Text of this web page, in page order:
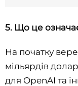
5. Що це
На початку
мільярдів
для OpenAI та